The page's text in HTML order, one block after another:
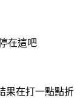
在這吧
果在打一點點折